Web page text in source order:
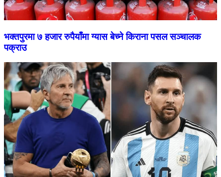
भक्तपुरमा ७ हजार रुपैयाँमा ग्यास बेच्ने किराना पसल सञ्चालक
पक्राउ